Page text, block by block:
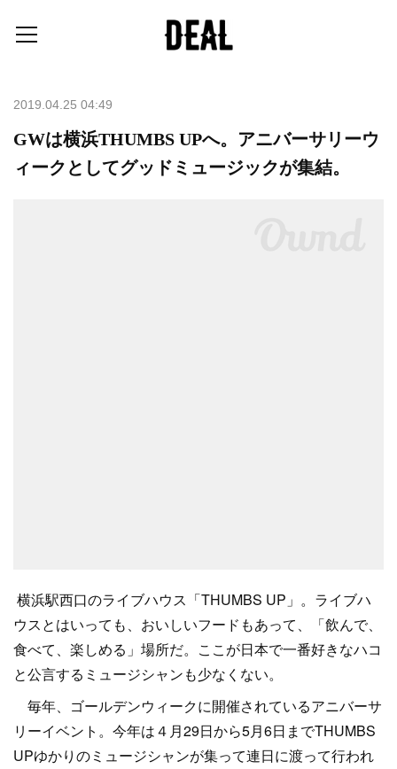
2019.04.25 04:49
GWは横浜THUMBS UPへ。アニバーサリーウ
ィークとしてグッドミュージックが集結。
横浜駅西口のライブハウス「THUMBS UP」。ライブハ
ウスとはいっても、おいしいフードもあって、「飲んで、
食べて、楽しめる」場所だ。ここが日本で一番好きなハコ
と公言するミュージシャンも少なくない。
毎年、ゴールデンウィークに開催されているアニバーサ
リーイベント。今年は４月29日から5月6日までTHUMBS
UPゆかりのミュージシャンが集って連日に渡って行われ